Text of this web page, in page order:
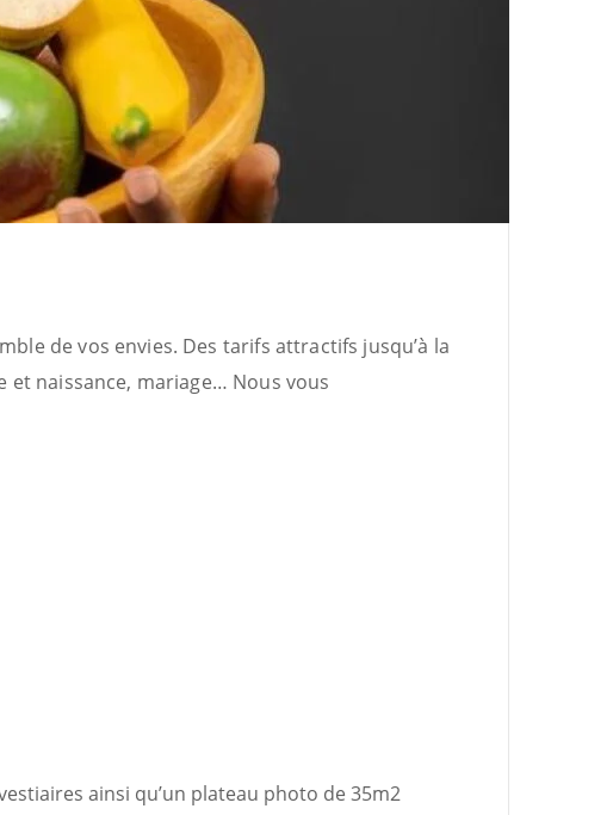
de vos envies. Des tarifs attractifs jusqu’à la
naissance, mariage… Nous vous
ainsi qu’un plateau photo de 35m2